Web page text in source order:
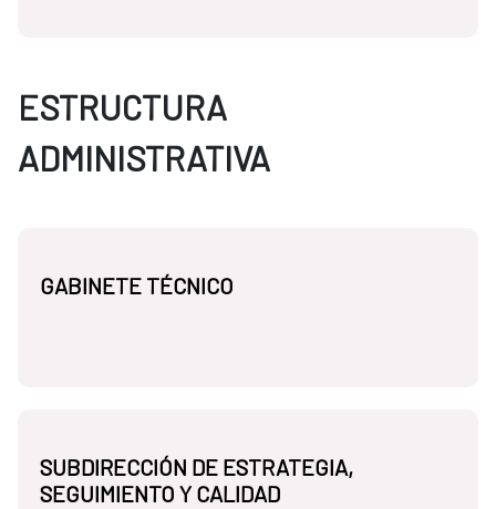
ESTRUCTURA
ADMINISTRATIVA
GABINETE TÉCNICO
SUBDIRECCIÓN DE ESTRATEGIA,
SEGUIMIENTO Y CALIDAD